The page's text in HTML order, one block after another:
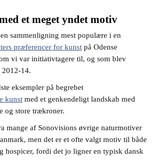
et meget yndet motiv
sammenligning mest populære i en
præferencer for kunst på Odense
vi var initiativtagere til, og som blev
2012-14.
eksempler på begrebet
kunst med et genkendeligt landskab med
og store trækroner.
mange af Sonovisions øvrige naturmotiver
men det er et ofte valgt motiv til både
hospicer, fordi det jo ligner en typisk dansk